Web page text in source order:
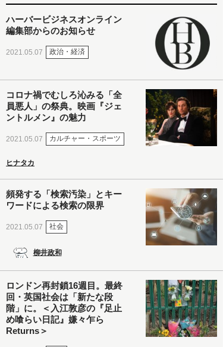
ハーバービジネスオンライン
編集部からのお知らせ
2021.05.07 政治・経済
コロナ禍でむしろ沁みる「全
員悪人」の祭典。映画『ジェ
ントルメン』の魅力
2021.05.07 カルチャー・スポーツ
ヒナタカ
頻発する「検索汚染」とキー
ワードによる検索の限界
2021.05.07 社会
柳井政和
ロンドン再封鎖16週目。最終
回・英国社会は「新たな段
階」に。＜入江敦彦の『足止
め喰らい日記』嫌々乍ら
Returns＞